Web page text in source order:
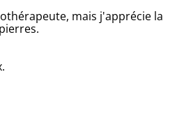
mais j'apprécie la